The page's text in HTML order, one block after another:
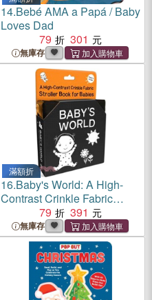
14.Bebé AMA a Papá / Baby
Loves Dad
79
301
無庫存
滿額折
16.Baby's World: A High-
Contrast Crinkle Fabric
Stroller Book for Babies
79 391
無庫存